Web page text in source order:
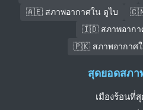
🇦🇪 สภาพอากาศใน ดูไบ
🇨🇳
🇮🇩 สภาพอากา
🇵🇰 สภาพอากาศใ
สุดยอดสภา
เมืองร้อนที่